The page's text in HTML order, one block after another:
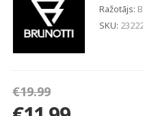
Ražotājs:
SKU:
€19.99